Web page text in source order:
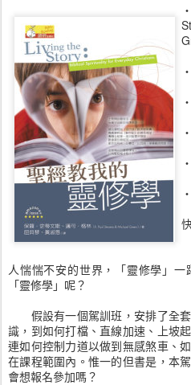
人惴惴不安的世界，「靈修學」
「靈修學」呢？
假設有一個駕訓班，安排了全套
識，到如何打檔、直線加速、上坡
連如何控制力道以做到無感煞車、
在課程範圍內。惟一的但書是，本
會想報名參加嗎？